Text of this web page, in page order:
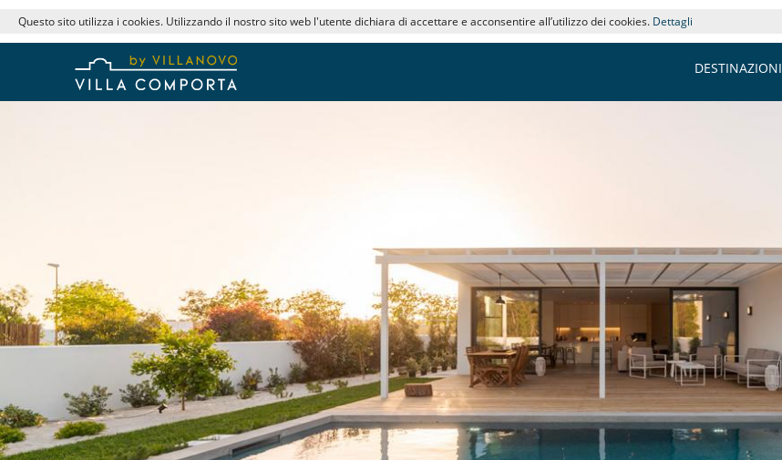
Questo sito utilizza i cookies. Utilizzando il nostro sito web l'utente dichiara di accettare e acconsentire all’utilizzo dei cookies. Dettagli
DESTINAZIONI